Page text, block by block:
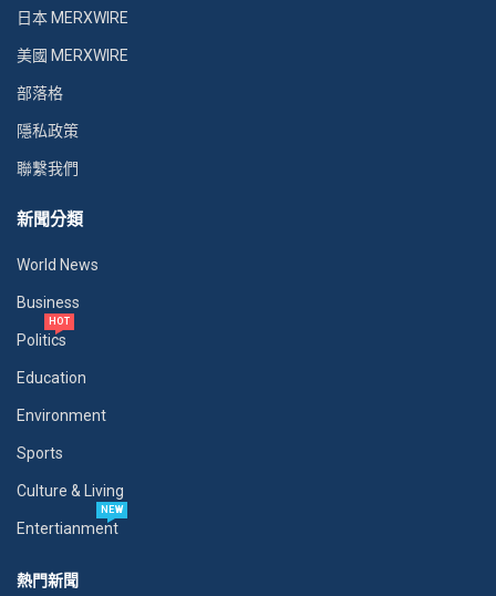
日本 MERXWIRE
美國 MERXWIRE
部落格
隱私政策
聯繫我們
新聞分類
World News
Business
Politics
HOT
Education
Environment
Sports
Culture & Living
Entertianment
NEW
熱門新聞